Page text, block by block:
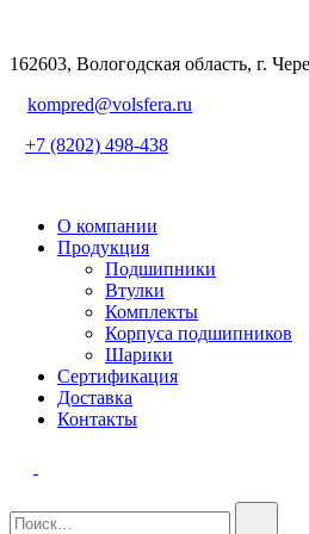
162603, Вологодская область, г.
kompred@volsfera.ru
+7 (8202) 498-438
О компании
Продукция
Подшипники
Втулки
Комплекты
Корпуса подшипников
Шарики
Сертификация
Доставка
Контакты